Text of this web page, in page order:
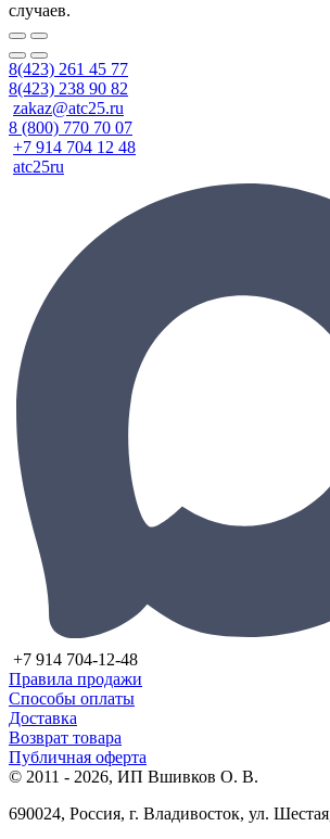
случаев.
8(423) 261 45 77
8(423) 238 90 82
zakaz@atc25.ru
8 (800) 770 70 07
+7 914 704 12 48
atc25ru
+7 914 704-12-48
Правила продажи
Способы оплаты
Доставка
Возврат товара
Публичная оферта
© 2011 - 2026, ИП Вшивков О. В.
690024, Россия, г. Владивосток, ул.